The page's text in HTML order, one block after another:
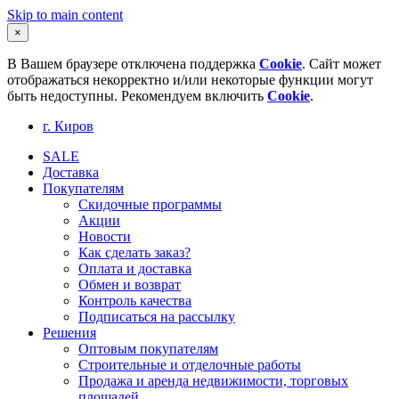
Skip to main content
×
В Вашем браузере отключена поддержка Cookie. Сайт может
отображаться некорректно и/или некоторые функции могут
быть недоступны. Рекомендуем включить Cookie.
г. Киров
SALE
Доставка
Покупателям
Скидочные программы
Акции
Новости
Как сделать заказ?
Оплата и доставка
Обмен и возврат
Контроль качества
Подписаться на рассылку
Решения
Оптовым покупателям
Строительные и отделочные работы
Продажа и аренда недвижимости, торговых